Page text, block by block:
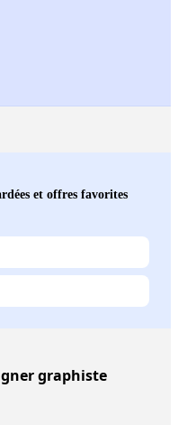
et offres favorites
graphiste